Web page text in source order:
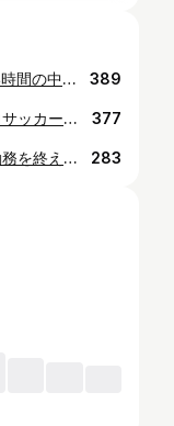
『川崎宗則選手との出会い』 お忙しい時間の中でTAKEOFFにお越しいただきました。 熱く90分ノンストップでお話しました。 川崎選手はお話する中で、相手への気遣い・リスペクトをすごく大切にしてくださり、それをめちゃくちゃ感じさせてくれたのが印象的でした！ 今後はトレーニングの面、睡眠や体のケア、その他諸々で力になれれば幸いです！ そのためにもしっかり学びを深めていきたいと思います！ そして一緒にスポーツ界を盛り上げていきたいですね！ #栃木ゴールデンブレーブス #川崎宗則 選手 #宗リン #熱い男 #TAKEOFF #小山市 #パーソナルジム #睡眠 #睡眠トレーナー 389
【サポート契約のお知らせ】 J1でプロサッカー選手として活躍する三丸拡選手(柏レイソル)の睡眠のサポートを正式に行っていくことが決まりました。 トップアスリートの睡眠に関わることができ、本当に光栄であります。 睡眠の質を高めることで、日中のパフォーマンスのさらなる向上を目指します。 睡眠トレーナーとしての新たな挑戦を三丸選手で始めることができ、本当に感謝しております。 #小山市 #小山 #パーソナルトレーニング #パーソナルストレッチ #パーソナルトレーナー #パーソナル睡眠トレーナー #睡眠 #睡眠講座 #睡眠の質 #アスリート #睡眠サポート 377
明日で4年9ヶ月の大学職員としての勤務を終えます。 本当にたくさんの人に出会い充実した大学職員生活でした。 型破りな大学職員を目指し、学生のためにを常に考えて突っ走ってきた４年9ヶ月だったかなと思います。 目標を達成できたかな。。 こんな私をたくさん可愛がってくださった皆様、おひとりお一人に直接感謝とお礼をお伝えせずに大変申し訳ございません。 本当に居心地が良く、気持ちよく仕事をさせてもらいました。 ここで経験したこと全てを次にぶつけて、サラリーマン根性で壁を突き抜けていきます。 温かく見守ったいただけたら幸いです。 また必ずどこかで皆さんと出会います。 なぜならそういう【運命】だからです。 本当に本当にありがとうございました。 次の仕事はまた改めてご報告できればと思います。 最後に僕の行動の原点である言葉を添えます。(学生必見笑笑) 『勇気と尊敬は伝染する』 はじめるのはあなたです。 理解者がいなくとも、賛同者がいなくとも、まずはあなたが松明に火を灯し、勇気と尊敬を示さなければならない。 その松明で明るくなるのはせいぜい半径数メートルです。 誰もいない一人きりの夜道のように思えるでしょう。 しかし、あなたの掲げた火は何百メートルも離れた誰かの目にも届きます。 あそこに人がいる。 あそこには明かりがある。 あそこに行けば道がある。 やがて、あなたの周りには何十何百という明かりが集います。 その明かりに照らされるのは、何十何百という仲間たちなのです。 立ち止まるのも勇気 動くのも勇気 学生と本気で笑いあったこと 学生と本気でケンカしたこと 学生と本気で泣いたこと 学生と本気で悔しがったこと 学生と本気で喜びあったこと 全てありがとうなんです。 2021年も仲良くしてくださいね！ #インテリア #感謝 #デザイン #サロン #仕事 #ライフスタイル #リビング #レストラン #家 #光 283